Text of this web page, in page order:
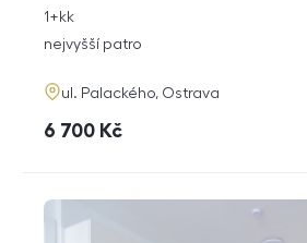
rozměry
1+kk
funkce
nejvyšší patro
adresa
ul. Palackého, Ostrava
cena
6 700 Kč